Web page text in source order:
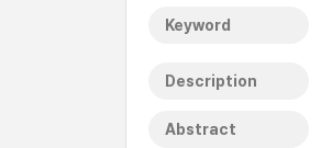
Keyword
Description
Abstract